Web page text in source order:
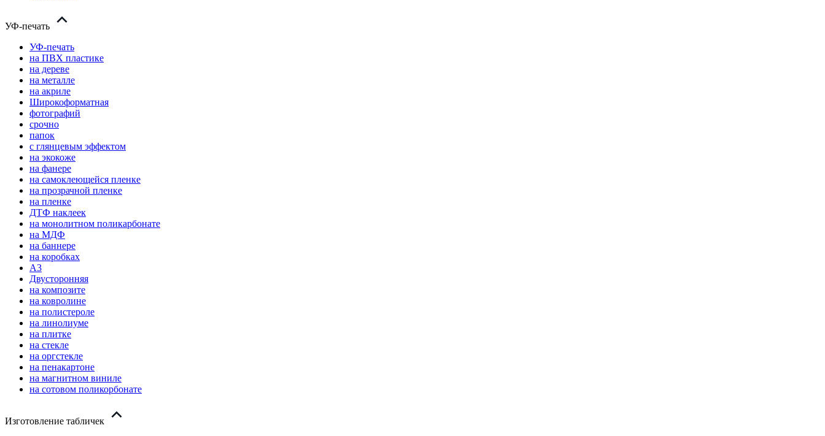
УФ-печать
УФ-печать
на ПВХ пластике
на дереве
на металле
на акриле
Широкоформатная
фотографий
срочно
папок
с глянцевым эффектом
на экокоже
на фанере
на самоклеющейся пленке
на прозрачной пленке
на пленке
ДТФ наклеек
на монолитном поликарбонате
на МДФ
на баннере
на коробках
А3
Двусторонняя
на композите
на ковролине
на полистероле
на линолиуме
на плитке
на стекле
на оргстекле
на пенакартоне
на магнитном виниле
на сотовом поликорбонате
Изготовление табличек